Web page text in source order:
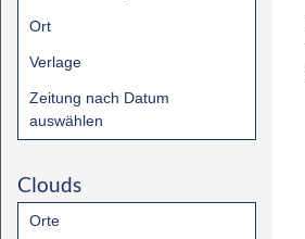
Ort
Verlage
Zeitung nach Datum
auswählen
Clouds
Orte